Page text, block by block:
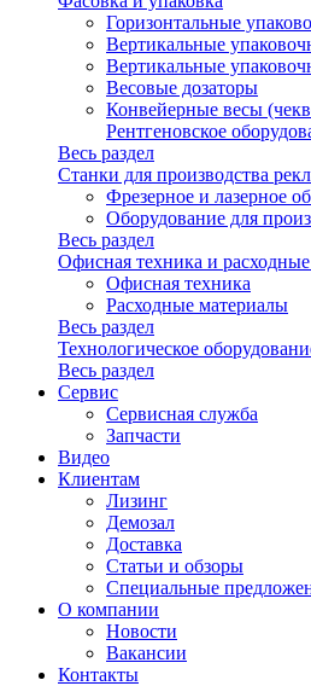
Горизонтальные
Вертикальные
Вертикальные
Весовые дозаторы
Конвейерные весы
Рентгеновское
Весь раздел
Станки для производства
Фрезерное и лазерное
Оборудование для
Весь раздел
Офисная техника и
Офисная техника
Расходные материалы
Весь раздел
Технологическое
Весь раздел
Сервис
Сервисная служба
Запчасти
Видео
Клиентам
Лизинг
Демозал
Доставка
Статьи и обзоры
Специальные
О компании
Новости
Вакансии
Контакты